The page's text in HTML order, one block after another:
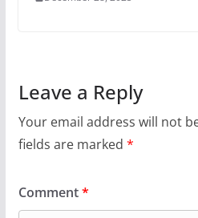
Leave a Reply
Your email address will not
fields are marked *
Comment*